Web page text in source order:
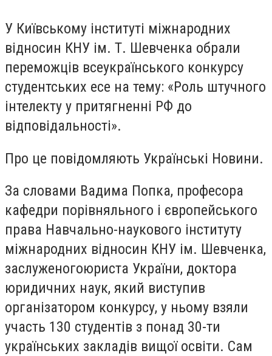
У Київському інституті міжнародних
відносин КНУ ім. Т. Шевченка обрали
переможців всеукраїнського конкурсу
студентських есе на тему: «Роль штучного
інтелекту у притягненні РФ до
відповідальності».
Про це повідомляють Українські Новини.
За словами Вадима Попка, професора
кафедри порівняльного і європейського
права Навчально-наукового інституту
міжнародних відносин КНУ ім. Шевченка,
заслуженогоюриста України, доктора
юридичних наук, який виступив
організатором конкурсу, у ньому взяли
участь 130 студентів з понад 30-ти
українських закладів вищої освіти. Сам